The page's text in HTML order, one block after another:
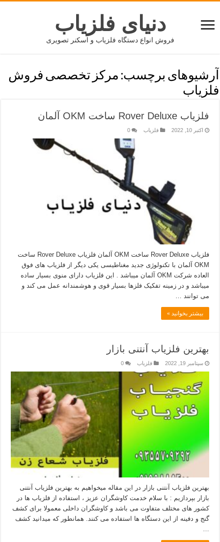
دنیای فلزیاب
فروش انواع دستگاه فلزیاب و اسکنر تصویری
آرشیوهای برچسب: مرکز تخصصی فروش
فلزیاب
فلزیاب Rover Deluxe ساخت OKM آلمان
اکتبر 10, 2022 فلزیاب 0
فلزیاب Rover Deluxe ساخت OKM آلمان فلزیاب Rover Deluxe ساخت
OKM آلمان با تکنولوژی جدید مغناطیسی یکی دیگر از فلزیاب ھای فوق
العاده شرکت OKM آلمان میباشد . این فلزیاب دارای منوی بسیار ساده
میباشد و در زمینه تفکیک فلزھا بسیار قوی و ھوشمندانه عمل می کند و
می توانند …
بیشتر بخوانید »
بهترین فلزیاب آنتنی بازار
سپتامبر 19, 2022 فلزیاب 0
بهترین فلزیاب آنتنی بازار در این مقاله میخواهیم به بهترین فلزیاب آنتنی
بازار بپردازیم : با سلام خدمت کاوشگران عزیز ، استفاده از فلزیاب ها در
کشور های مختلف متفاوت می باشد و کاوشگران داخلی معمولا برای کشف
گنج و دفینه از این دستگاه ها استفاده می کنند. همانطور که میدانید کشف